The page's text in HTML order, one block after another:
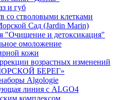
и губ
со стволовыми клетками
Сад (Jardin Marin)
"Очищение и детоксикация"
омоложение
кожи
возрастных изменений
БЕРЕГ»
Algologie
линия с ALGO4
комплексом